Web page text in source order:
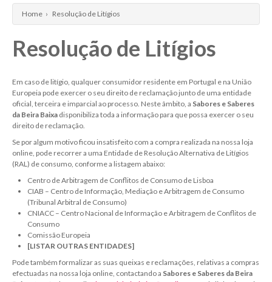
Quinta dos Currais - Fundão
Quinta dos Termos
Rui Reboredo Madeira
Vinhos Almeida Garrett
Home › Resolução de Litígios
Resolução de Litígios
Em caso de litígio, qualquer consumidor residente em Portugal e na União
Europeia pode exercer o seu direito de reclamação junto de uma entidade
oficial, terceira e imparcial ao processo. Neste âmbito, a Sabores e Saberes
da Beira Baixa disponibiliza toda a informação para que possa exercer o seu
direito de reclamação.
Se por algum motivo ficou insatisfeito com a compra realizada na nossa loja
online, pode recorrer a uma Entidade de Resolução Alternativa de Litígios
(RAL) de consumo, conforme a listagem abaixo:
Centro de Arbitragem de Conflitos de Consumo de Lisboa
CIAB – Centro de Informação, Mediação e Arbitragem de Consumo
(Tribunal Arbitral de Consumo)
CNIACC – Centro Nacional de Informação e Arbitragem de Conflitos de
Consumo
Comissão Europeia
[LISTAR OUTRAS ENTIDADES]
Pode também formalizar as suas queixas e reclamações, relativas a compras
efectuadas na nossa loja online, contactando a Sabores e Saberes da Beira